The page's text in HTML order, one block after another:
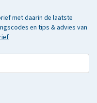
met daarin de laatste
en tips & advies van